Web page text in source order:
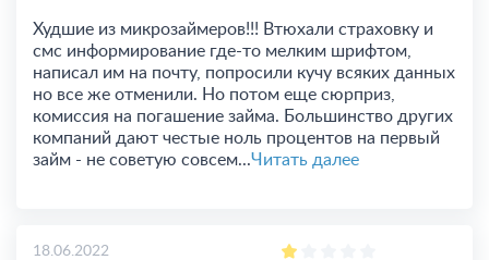
Худшие из микрозаймеров!!! Втюхали страховку и
смс информирование где-то мелким шрифтом,
написал им на почту, попросили кучу всяких данных
но все же отменили. Но потом еще сюрприз,
комиссия на погашение займа. Большинство других
компаний дают честые ноль процентов на первый
займ - не советую совсем...Читать далее
18.06.2022